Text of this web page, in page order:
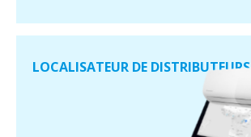
LOCALISATEUR DE DISTRIBUTEURS